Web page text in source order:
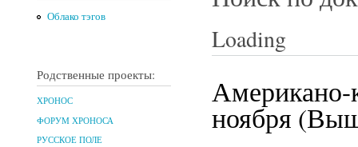
Облако тэгов
Родственные проекты:
ХРОНОС
ФОРУМ ХРОНОСА
РУССКОЕ ПОЛЕ
Loading
Американо-
ноября